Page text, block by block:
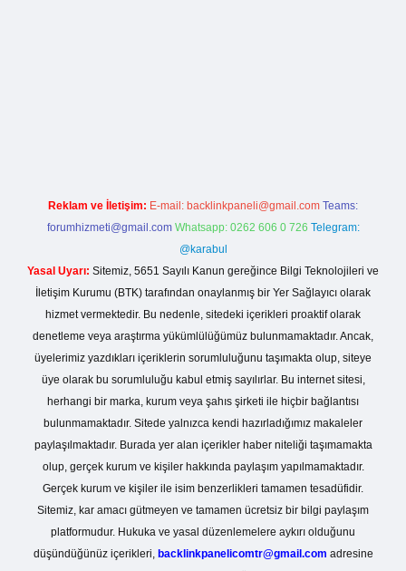
Reklam ve İletişim: E-mail: backlinkpaneli@gmail.com Teams:
forumhizmeti@gmail.com Whatsapp: 0262 606 0 726 Telegram:
@karabul
Yasal Uyarı: Sitemiz, 5651 Sayılı Kanun gereğince Bilgi Teknolojileri ve
İletişim Kurumu (BTK) tarafından onaylanmış bir Yer Sağlayıcı olarak
hizmet vermektedir. Bu nedenle, sitedeki içerikleri proaktif olarak
denetleme veya araştırma yükümlülüğümüz bulunmamaktadır. Ancak,
üyelerimiz yazdıkları içeriklerin sorumluluğunu taşımakta olup, siteye
üye olarak bu sorumluluğu kabul etmiş sayılırlar. Bu internet sitesi,
herhangi bir marka, kurum veya şahıs şirketi ile hiçbir bağlantısı
bulunmamaktadır. Sitede yalnızca kendi hazırladığımız makaleler
paylaşılmaktadır. Burada yer alan içerikler haber niteliği taşımamakta
olup, gerçek kurum ve kişiler hakkında paylaşım yapılmamaktadır.
Gerçek kurum ve kişiler ile isim benzerlikleri tamamen tesadüfidir.
Sitemiz, kar amacı gütmeyen ve tamamen ücretsiz bir bilgi paylaşım
platformudur. Hukuka ve yasal düzenlemelere aykırı olduğunu
düşündüğünüz içerikleri, backlinkpanelicomtr@gmail.com adresine